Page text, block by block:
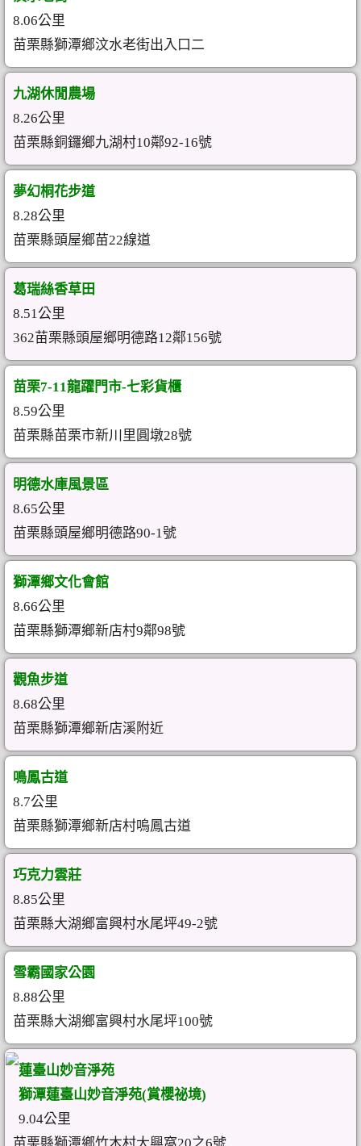
8.06公里
苗栗縣獅潭鄉汶水老街出入口二
九湖休閒農場
8.26公里
苗栗縣銅鑼鄉九湖村10鄰92-16號
夢幻桐花步道
8.28公里
苗栗縣頭屋鄉苗22線道
葛瑞絲香草田
8.51公里
362苗栗縣頭屋鄉明德路12鄰156號
苗栗7-11龍躍門市-七彩貨櫃
8.59公里
苗栗縣苗栗市新川里圓墩28號
明德水庫風景區
8.65公里
苗栗縣頭屋鄉明德路90-1號
獅潭鄉文化會館
8.66公里
苗栗縣獅潭鄉新店村9鄰98號
觀魚步道
8.68公里
苗栗縣獅潭鄉新店溪附近
鳴鳳古道
8.7公里
苗栗縣獅潭鄉新店村嗚鳳古道
巧克力雲莊
8.85公里
苗栗縣大湖鄉富興村水尾坪49-2號
雪霸國家公園
8.88公里
苗栗縣大湖鄉富興村水尾坪100號
蓮臺山妙音淨苑
獅潭蓮臺山妙音淨苑(賞櫻祕境)
9.04公里